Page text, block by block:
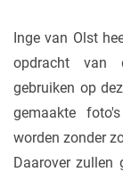
Inge van Olst
opdracht van
gebruiken op
gemaakte
worden zonder
Daarover zullen